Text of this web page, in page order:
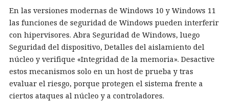
En las versiones modernas de Windows 10 y Windows 11
las funciones de seguridad de Windows pueden interferir
con hipervisores. Abra Seguridad de Windows, luego
Seguridad del dispositivo, Detalles del aislamiento del
núcleo y verifique «Integridad de la memoria». Desactive
estos mecanismos solo en un host de prueba y tras
evaluar el riesgo, porque protegen el sistema frente a
ciertos ataques al núcleo y a controladores.